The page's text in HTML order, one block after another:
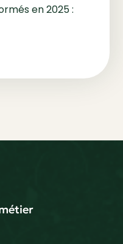
en 2025 :